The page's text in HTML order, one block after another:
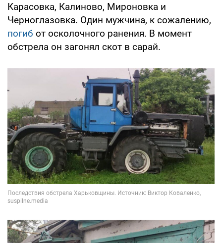
Карасовка, Калиново, Мироновка и
Черноглазовка. Один мужчина, к сожалению,
погиб от осколочного ранения. В момент
обстрела он загонял скот в сарай.